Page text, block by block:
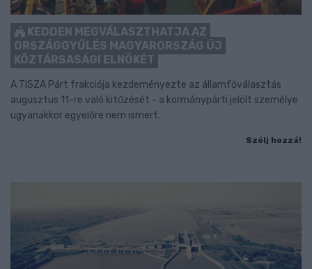
KEDDEN MEGVÁLASZTHATJA AZ
ORSZÁGGYŰLÉS MAGYARORSZÁG ÚJ
KÖZTÁRSASÁGI ELNÖKÉT
A TISZA Párt frakciója kezdeményezte az államfőválasztás
augusztus 11-re való kitűzését - a kormánypárti jelölt személye
ugyanakkor egyelőre nem ismert.
Szólj hozzá!